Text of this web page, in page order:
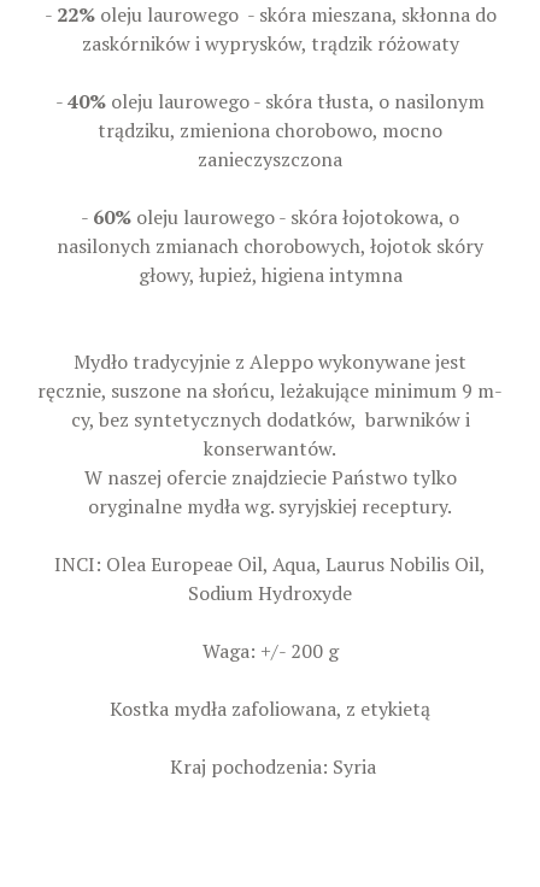
- 22%oleju laurowego - skóra mieszana, skłonna do
zaskórników i wyprysków, trądzik różowaty
-40% oleju laurowego - skóra tłusta, o nasilonym
trądziku, zmieniona chorobowo, mocno
zanieczyszczona
- 60% oleju laurowego - skóra łojotokowa, o
nasilonych zmianach chorobowych, łojotok skóry
głowy, łupież, higiena intymna
Mydło tradycyjnie z Aleppo wykonywane jest
ręcznie, suszone na słońcu, leżakujące minimum 9 m-
cy, bez syntetycznych dodatków, barwników i
konserwantów.
W naszej ofercie znajdziecie Państwo tylko
oryginalne mydła wg. syryjskiej receptury.
INCI: Olea Europeae Oil, Aqua, Laurus Nobilis Oil,
Sodium Hydroxyde
Waga: +/- 200 g
Kostka mydła zafoliowana, z etykietą
Kraj pochodzenia: Syria